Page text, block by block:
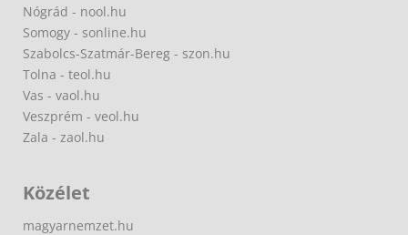
Nógrád - nool.hu
Somogy - sonline.hu
Szabolcs-Szatmár-Bereg - szon.hu
Tolna - teol.hu
Vas - vaol.hu
Veszprém - veol.hu
Zala - zaol.hu
Közélet
magyarnemzet.hu